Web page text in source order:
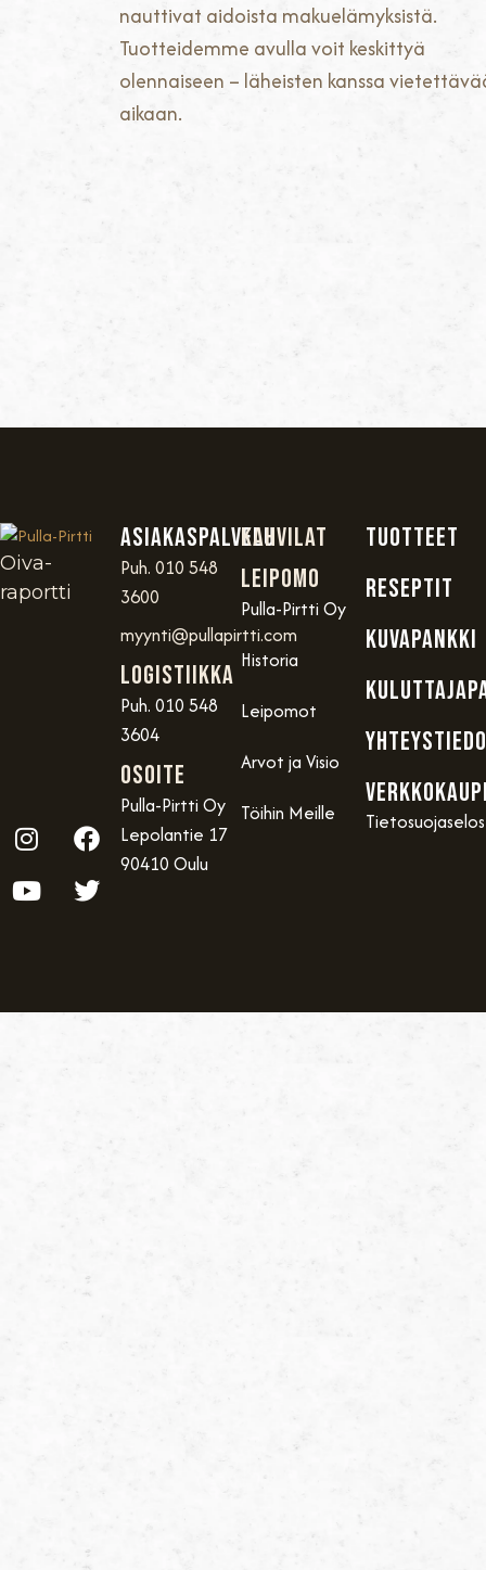
nauttivat aidoista makuelämyksistä.
Tuotteidemme avulla voit keskittyä
olennaiseen – läheisten kanssa
aikaan.
Oiva-
raportti
Asiakaspalvelu
Puh. 010 548
3600
myynti@pullapirtti.com
Logistiikka
Puh. 010 548
3604
OSOITE
Pulla-Pirtti Oy
Lepolantie 17
90410 Oulu
Kahvilat
Leipomo
Pulla-Pirtti Oy
Historia
Leipomot
Arvot ja Visio
Töihin Meille
TUOTTEET
RESEPTIT
KUVAPANKKI